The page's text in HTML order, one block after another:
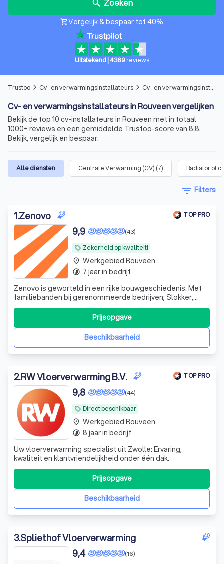
search Zoeken
shopping_cartVergelijk & bespaar tot 40%
Uitstekend| 4369 reviews
Trustoo arrow_forward_ios Cv- en verwarmingsinstallateurs arrow_forward_ios Cv- en verwarmingsinstallateurs in Rouveen
Cv- en verwarmingsinstallateurs in Rouveen vergelijken
Bekijk de top 10 cv-installateurs in Rouveen met in totaal
1000+ reviews en een gemiddelde Trustoo-score van 8.8.
Bekijk, vergelijk en bespaar.
Alle diensten Centrale Verwarming (CV) (7) Radiator of
filter_list Filters
1.Zenovo TOP PRO
local_offer Zekerheid op kwaliteit!
(43)
9,9
Zenovo is geworteld in een rijke bouwgeschiedenis. Met
familiebanden bij gerenommeerde bedrijven; Slokker,
Gebr. de Rooij en Dura Vermeer combineren wij generaties
vakmanschap en technische innovatie.
Beschikbaarheid
Prijsopgave
place Werkgebied Rouveen
timelapse 7 jaar in bedrijf
2.RW Vloerverwarming B.V. TOP PRO
local_offer Direct beschikbaar
(44)
9,8
Uw vloerverwarming specialist uit Zwolle: Ervaring,
kwaliteit en klantvriendelijkheid onder één dak.
Beschikbaarheid
Prijsopgave
place Werkgebied Rouveen
timelapse 8 jaar in bedrijf
3.Spliethof Vloerverwarming
(16)
9,4